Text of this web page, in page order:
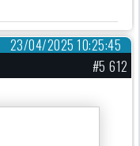
23/04/2025 10:25:45
#5 612